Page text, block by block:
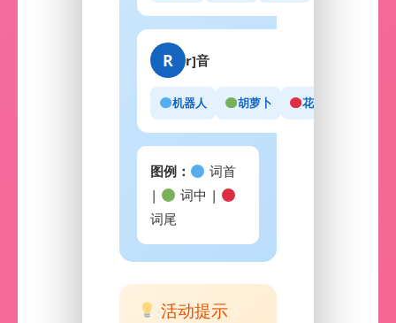
R r]音
机器人 胡萝卜 花
图例：
词首
|
词中 |
词尾
活动提示